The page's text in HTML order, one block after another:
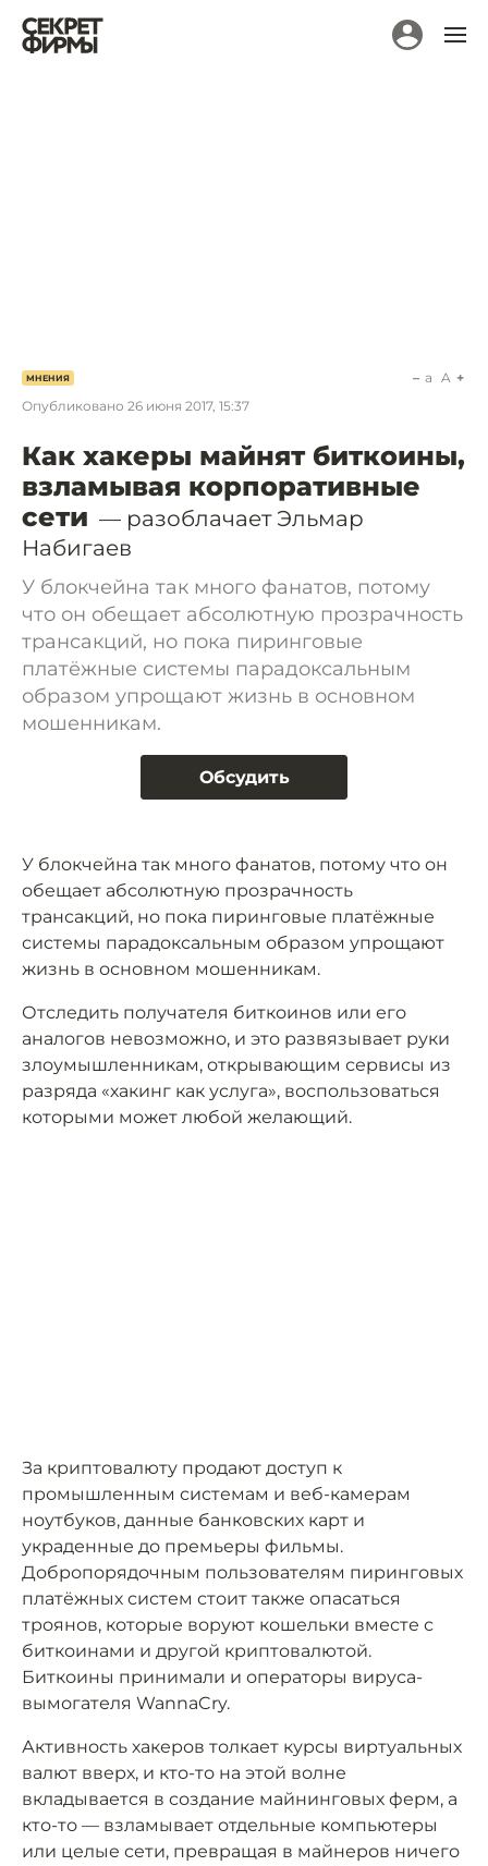
МНЕНИЯ
Опубликовано 26 июня 2017, 15:37
a A
Как хакеры майнят биткоины,
взламывая корпоративные
сети — разоблачает Эльмар
Набигаев
У блокчейна так много фанатов, потому
что он обещает абсолютную прозрачность
трансакций, но пока пиринговые
платёжные системы парадоксальным
образом упрощают жизнь в основном
мошенникам.
Обсудить
У блокчейна так много фанатов, потому что он
обещает абсолютную прозрачность
трансакций, но пока пиринговые платёжные
системы парадоксальным образом упрощают
жизнь в основном мошенникам.
Отследить получателя биткоинов или его
аналогов невозможно, и это развязывает руки
злоумышленникам, открывающим сервисы из
разряда «хакинг как услуга», воспользоваться
которыми может любой желающий.
За криптовалюту продают доступ к
промышленным системам и веб-камерам
ноутбуков, данные банковских карт и
украденные до премьеры фильмы.
Добропорядочным пользователям пиринговых
платёжных систем стоит также опасаться
троянов, которые воруют кошельки вместе с
биткоинами и другой криптовалютой.
Биткоины принимали и операторы вируса-
вымогателя WannaCry.
Активность хакеров толкает курсы виртуальных
валют вверх, и кто-то на этой волне
вкладывается в создание майнинговых ферм, а
кто-то — взламывает отдельные компьютеры
или целые сети, превращая в майнеров ничего